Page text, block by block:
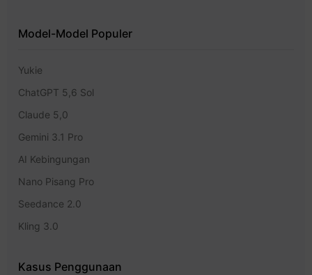
Model-Model Populer
Yukie
ChatGPT 5,6 Sol
Claude 5,0
Gemini 3.1 Pro
AI Kebingungan
Nano Pisang Pro
Seedance 2.0
Kling 3.0
Kasus Penggunaan